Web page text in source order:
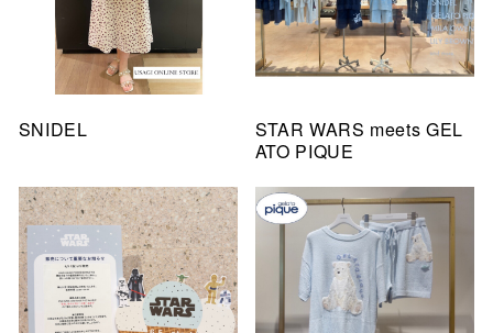
SNIDEL
STAR WARS meets GEL
ATO PIQUE